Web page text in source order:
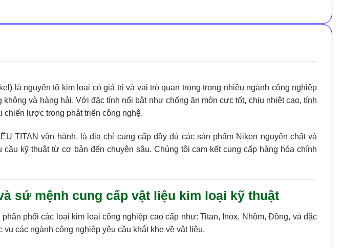
là nguyên tố kim loại có giá trị và vai trò quan trọng trong nhiều ngành công nghiệp
không và hàng hải. Với đặc tính nổi bật như chống ăn mòn cực tốt, chịu nhiệt cao,tính
chiến lược trong phát triển công nghệ.
TITAN vận hành, là địa chỉ cung cấp đầy đủ các sản phẩm Niken nguyên chất và
kỹ thuật từ cơ bản đến chuyên sâu. Chúng tôi cam kết cung cấp hàng hóa chính
sứ mệnh cung cấp vật liệu kim loại kỹ thuật
phối các loại kim loại công nghiệp cao cấp như: Titan, Inox, Nhôm, Đồng, và đặc
các ngành công nghiệp yêu cầu khắt khe về vật liệu.